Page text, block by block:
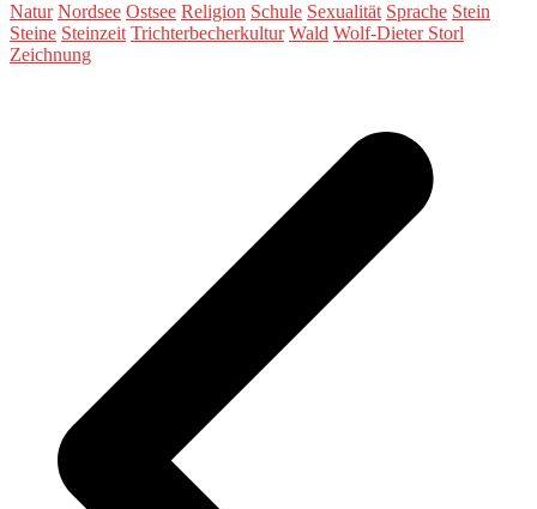
Natur Nordsee Ostsee Religion Schule Sexualität Sprache Stein
Steine Steinzeit Trichterbecherkultur Wald Wolf-Dieter Storl
Zeichnung